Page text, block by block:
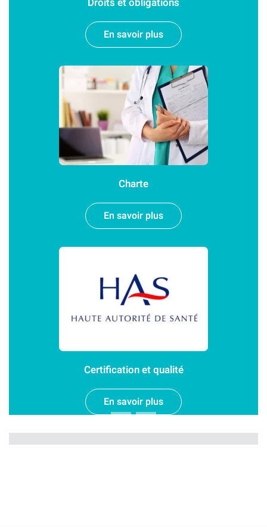
En savoir plus
Charte
En savoir plus
Certification et qualité
En savoir plus